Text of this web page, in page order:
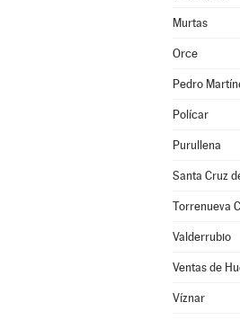
Murtas
Orce
Pedro
Polícar
Purullena
Santa Cruz
Torrenueva
Valderrubio
Ventas de
Víznar